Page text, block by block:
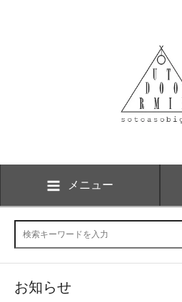
メニュー
お知らせ